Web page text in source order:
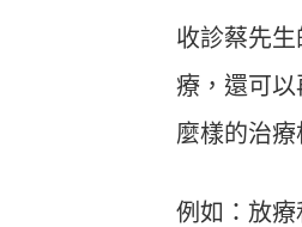
收診蔡先
療，還可
麼樣的治
例如：放